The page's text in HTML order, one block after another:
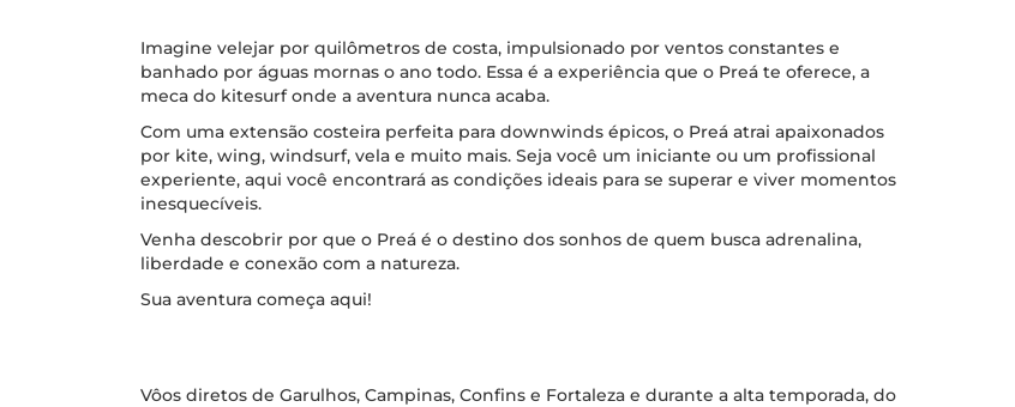
Imagine velejar por quilômetros de costa, impulsionado por ventos constantes e
banhado por águas mornas o ano todo. Essa é a experiência que o Preá te oferece, a
meca do kitesurf onde a aventura nunca acaba.
Com uma extensão costeira perfeita para downwinds épicos, o Preá atrai apaixonados
por kite, wing, windsurf, vela e muito mais. Seja você um iniciante ou um profissional
experiente, aqui você encontrará as condições ideais para se superar e viver momentos
inesquecíveis.
Venha descobrir por que o Preá é o destino dos sonhos de quem busca adrenalina,
liberdade e conexão com a natureza.
Sua aventura começa aqui!
Vôos diretos de Garulhos, Campinas, Confins e Fortaleza e durante a alta temporada, do